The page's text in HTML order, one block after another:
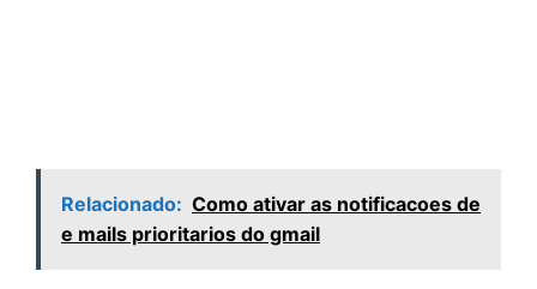
Relacionado: Como ativar as notificacoes de
e mails prioritarios do gmail